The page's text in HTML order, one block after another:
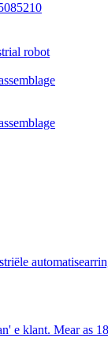
robot
klant. Mear as